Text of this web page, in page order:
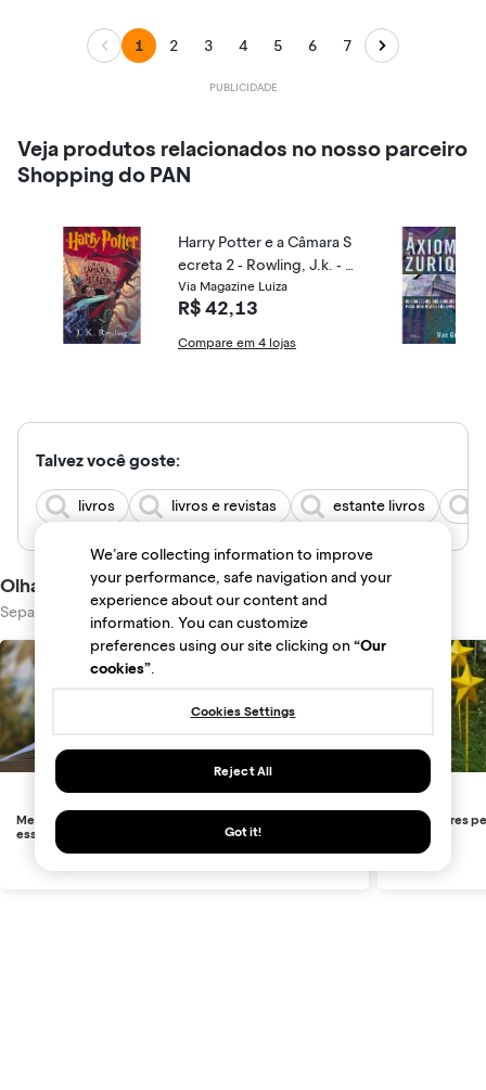
1 2 3 4 5 6 7
Veja produtos relacionados no nosso parceiro
Shopping do PAN
Harry Potter e a Câmara S
ecreta 2 - Rowling, J.k. - 9
788532511669
Via Magazine Luiza
R$ 42,13
Compare em 4 lojas
Talvez você goste:
livros livros e revistas estante livros
Olha só essas dicas
Separamos artigos e vídeos para sua melhor compra
Melhores livros Espíritas e Espiritualistas: Obras
essenciais para jornada espiritual
Os melhores
We’are collecting information to improve
your performance, safe navigation and your
experience about our content and
information. You can customize
preferences using our site clicking on“Our
cookies”.
Cookies Settings
Reject All
Got it!